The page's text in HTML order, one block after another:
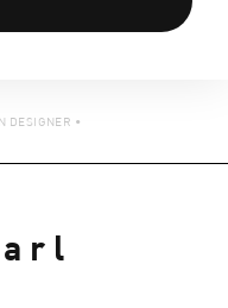
DESIGNER •